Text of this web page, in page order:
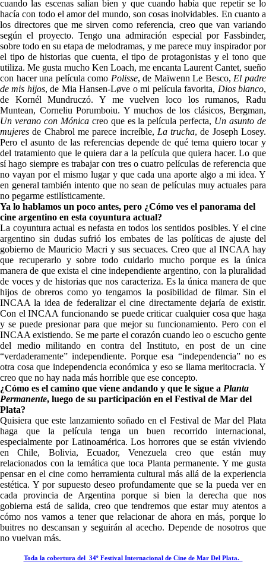
cuando las escenas salían bien y que cuando había que repetir se lo
hacía con todo el amor del mundo, son cosas inolvidables. En cuanto a
los directores que me sirven como referencia, creo que van variando
según el proyecto. Tengo una admiración especial por Fassbinder,
sobre todo en su etapa de melodramas, y me parece muy inspirador por
el tipo de historias que cuenta, el tipo de protagonistas y el tono que
utiliza. Me gusta mucho Ken Loach, me encanta Laurent Cantet, sueño
con hacer una película como Polisse, de Maïwenn Le Besco, El padre
de mis hijos, de Mia Hansen-Løve o mi película favorita, Dios blanco,
de Kornél Mundruczó. Y me vuelven loco los rumanos, Radu
Muntean, Corneliu Porumboiu. Y muchos de los clásicos, Bergman,
Un verano con Mónicacreo que es la película perfecta, Un asunto de
mujeresde Chabrol me parece increíble, La trucha, de Joseph Losey.
Pero el asunto de las referencias depende de qué tema quiero tocar y
del tratamiento que le quiera dar a la película que quiera hacer. Lo que
sí hago siempre es trabajar con tres o cuatro películas de referencia que
no vayan por el mismo lugar y que cada una aporte algo a mi idea. Y
en general también intento que no sean de películas muy actuales para
no pegarme estilísticamente.
Ya lo hablamos un poco antes, pero ¿Cómo ves el panorama del
cine argentino en esta coyuntura actual?
La coyuntura actual es nefasta en todos los sentidos posibles. Y el cine
argentino sin dudas sufrió los embates de las políticas de ajuste del
gobierno de Mauricio Macri y sus secuaces. Creo que al INCAA hay
que recuperarlo y sobre todo cuidarlo mucho porque es la única
manera de que exista el cine independiente argentino, con la pluralidad
de voces y de historias que nos caracteriza. Es la única manera de que
hijos de obreros como yo tengamos la posibilidad de filmar. Sin el
INCAA la idea de federalizar el cine directamente dejaría de existir.
Con el INCAA funcionando se puede criticar cualquier cosa que haga
y se puede presionar para que mejor su funcionamiento. Pero con el
INCAA existiendo. Se me parte el corazón cuando leo o escucho gente
del medio militando en contra del Instituto, en post de un cine
“verdaderamente” independiente. Porque esa “independencia” no es
otra cosa que independencia económica y eso se llama meritocracia. Y
creo que no hay nada más horrible que ese concepto.
¿Cómo es el camino que viene andando y que le sigue a Planta
Permanente, luego de su participación en el Festival de Mar del
Plata?
Quisiera que este lanzamiento soñado en el Festival de Mar del Plata
haga que la película tenga un buen recorrido internacional,
especialmente por Latinoamérica. Los horrores que se están viviendo
en Chile, Bolivia, Ecuador, Venezuela creo que están muy
relacionados con la temática que toca Planta permanente. Y me gusta
pensar en el cine como herramienta cultural más allá de la experiencia
estética. Y por supuesto deseo profundamente que se la pueda ver en
cada provincia de Argentina porque si bien la derecha que nos
gobierna está de salida, creo que tendremos que estar muy atentos a
cómo nos vamos a tener que relacionar de ahora en más, porque lo
buitres no descansan y seguirán al acecho. Depende de nosotros que
no vuelvan más.
Toda la cobertura del 34º Festival Internacional de Cine de Mar Del Plata.